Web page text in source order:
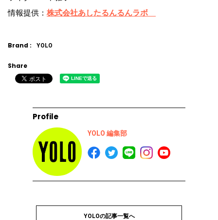
情報提供： 株式会社あしたるんるんラボ
Brand : YOLO
Share
Profile
YOLO 編集部
YOLOの記事一覧へ